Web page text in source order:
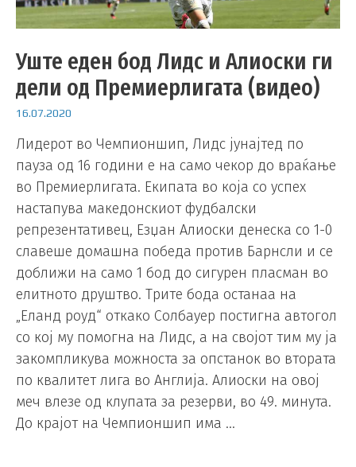
Уште еден бод Лидс и Алиоски ги
дели од Премиерлигата (видео)
16.07.2020
Лидерот во Чемпионшип, Лидс јунајтед по
пауза од 16 години е на само чекор до враќање
во Премиерлигата. Екипата во која со успех
настапува македонскиот фудбалски
репрезентативец, Езџан Алиоски денеска со 1-0
славеше домашна победа против Барнсли и се
доближи на само 1 бод до сигурен пласман во
елитното друштво. Трите бода останаа на
„Еланд роуд“ откако Солбауер постигна автогол
со кој му помогна на Лидс, а на својот тим му ја
закомпликува можноста за опстанок во втората
по квалитет лига во Англија. Алиоски на овој
меч влезе од клупата за резерви, во 49. минута.
До крајот на Чемпионшип има …